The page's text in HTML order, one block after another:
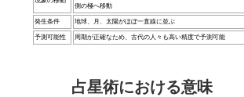
側の極へ移動
発生条件 地球、月、太陽がほぼ一直線に並ぶ
予測可能性 周期が正確なため、古代の人々も高い精度で予測可能
占星術における意味